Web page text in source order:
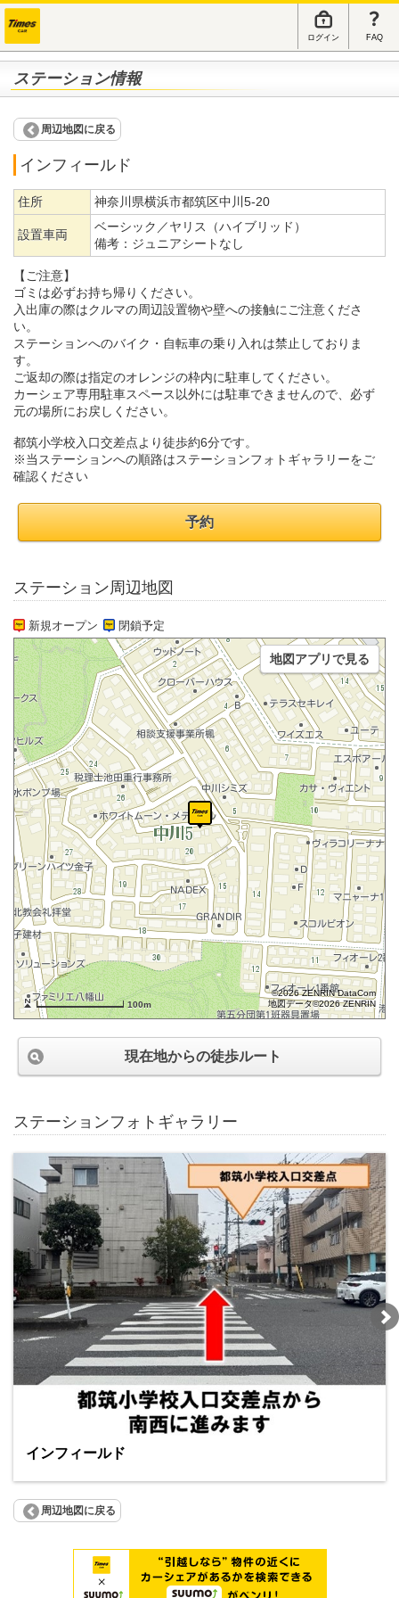
ログイン FAQ
ステーション情報
周辺地図に戻る
インフィールド
住所 神奈川県横浜市都筑区中川5-20
設置車両
ベーシック／ヤリス（ハイブリッド）
備考： ジュニアシートなし
【ご注意】
ゴミは必ずお持ち帰りください。
入出庫の際はクルマの周辺設置物や壁への接触にご注意くださ
い。
ステーションへのバイク・自転車の乗り入れは禁止しておりま
す。
ご返却の際は指定のオレンジの枠内に駐車してください。
カーシェア専用駐車スペース以外には駐車できませんので、必ず
元の場所にお戻しください。
都筑小学校入口交差点より徒歩約6分です。
※当ステーションへの順路はステーションフォトギャラリーをご
確認ください
予約
ステーション周辺地図
新規オープン 閉鎖予定
100m
©2026 ZENRIN DataCom
地図データ©2026 ZENRIN
地図アプリで見る
現在地からの徒歩ルート
ステーションフォトギャラリー
インフィールド
周辺地図に戻る